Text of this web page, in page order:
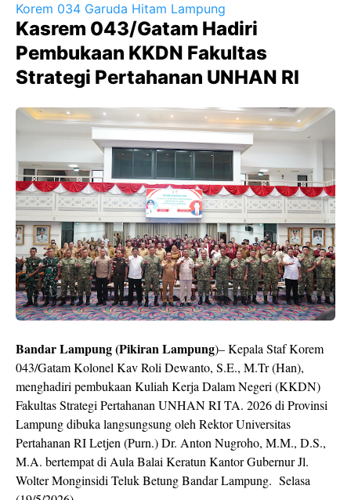
Korem 034 Garuda Hitam Lampung
Kasrem 043/Gatam Hadiri
Pembukaan KKDN Fakultas
Strategi Pertahanan UNHAN RI
Bandar Lampung (Pikiran Lampung)– Kepala Staf Korem
043/Gatam Kolonel Kav Roli Dewanto, S.E., M.Tr (Han),
menghadiri pembukaan Kuliah Kerja Dalam Negeri (KKDN)
Fakultas Strategi Pertahanan UNHAN RI TA. 2026 di Provinsi
Lampung dibuka langsungsung oleh Rektor Universitas
Pertahanan RI Letjen (Purn.) Dr. Anton Nugroho, M.M., D.S.,
M.A. bertempat di Aula Balai Keratun Kantor Gubernur Jl.
Wolter Monginsidi Teluk Betung Bandar Lampung. Selasa